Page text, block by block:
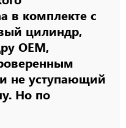
в комплекте с
цилиндр,
OEM,
не уступающий
Но по